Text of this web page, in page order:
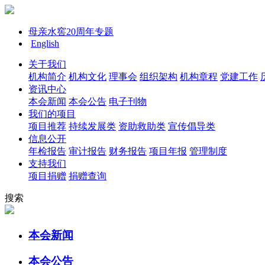
母亲水窖20周年专题
English
关于我们
机构简介 机构文化 理事会 组织架构 机构章程 党建工作
资讯中心
本会新闻 本会公告 电子刊物
我们的项目
项目推荐 持续发展类 资助救助类 宣传倡导类
信息公开
年检报告 审计报告 财务报告 项目年报 管理制度
支持我们
项目捐赠 捐赠查询
搜索
本会新闻
本会公告